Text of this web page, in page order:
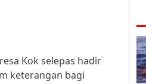
Kok selepas hadir
keterangan bagi